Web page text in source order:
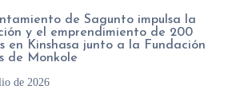
de Sagunto impulsa la
y el emprendimiento de 200
en Kinshasa junto a la Fundación
de Monkole
de 2026